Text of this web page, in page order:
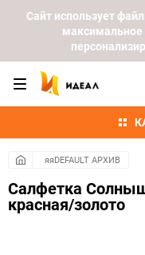
Cайт использует
максимальное
яяDEFAULT АРХИВ
Салфетка
красная/золото